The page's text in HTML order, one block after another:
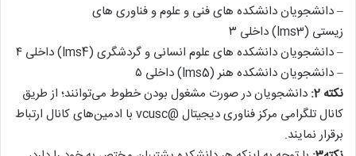
– دانشجویان دانشکده های فنی و علوم و فناوری های
زیستی (lms3) داخلی ۳
– دانشجویان دانشکده های علوم انسانی و گردشگری (lms4) داخلی ۴
– دانشجویان دانشکده هنر (lms5) داخلی ۵
نکته 2:
دانشجویان در صورت مشغول بودن خطوط می‌توانند؛ از طریق
کانال تلگرامی مرکز فناوری دیجیتال @vcusc با ادمین‌های کانال ارتباط
برقرار نمایند.